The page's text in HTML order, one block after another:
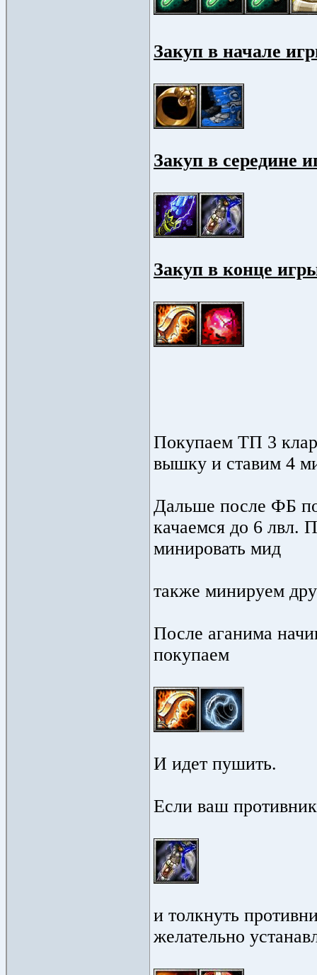
Закуп в начале
Закуп в середине
Закуп в конце
Покупаем ТП 3
вышку и ставим 4
Дальше после ФБ
качаемся до 6 лвл.
минировать мид
также минируем
После аганима
покупаем
И идет пушить.
Если ваш
и толкнуть
желательно